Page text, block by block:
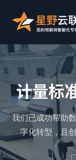
计量标
我们已成功帮助
字化转型，且